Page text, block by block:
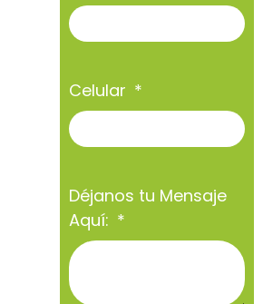
Celular
Déjanos tu Mensaje
Aquí: